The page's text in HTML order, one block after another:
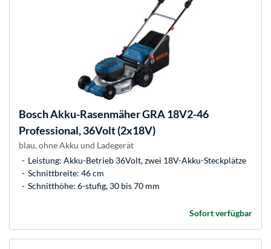
BoschAkku-Rasenmäher GRA 18V2-46
Professional, 36Volt (2x18V)
blau, ohne Akku und Ladegerät
Leistung: Akku-Betrieb 36Volt, zwei 18V-Akku-Steckplätze
Schnittbreite: 46 cm
Schnitthöhe: 6-stufig, 30 bis 70 mm
Sofort verfügbar